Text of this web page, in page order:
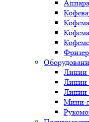
Линии
Линии
Линии
Мини-